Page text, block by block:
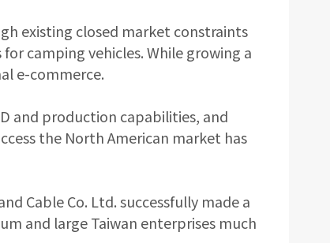
existing closed market constraints
camping vehicles. While growing a
e-commerce.
and production capabilities, and
the North American market has
Cable Co. Ltd. successfully made a
and large Taiwan enterprises much